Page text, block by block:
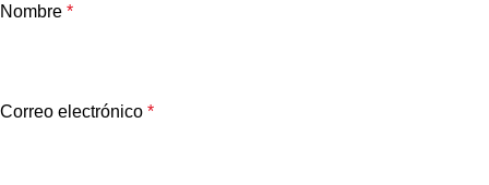
Nombre *
Correo electrónico *